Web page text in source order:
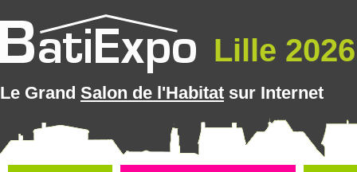
Lille
Le Grand Salon de l'Habitat sur Internet